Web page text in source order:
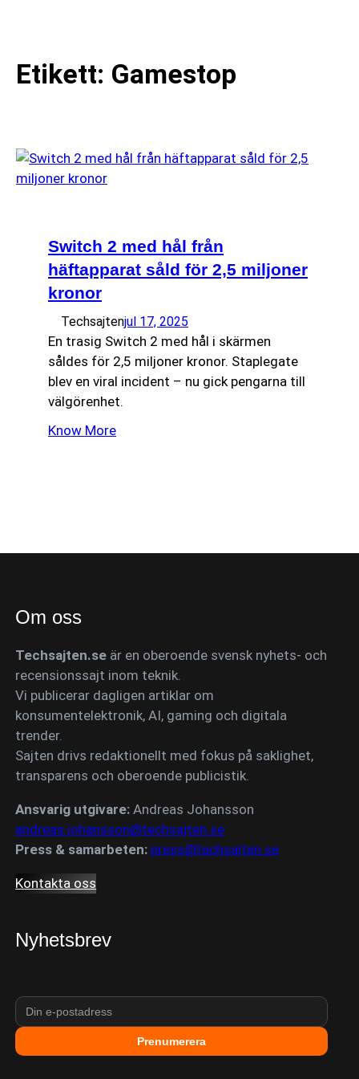
Etikett: Gamestop
Switch 2 med hål från
häftapparat såld för 2,5 miljoner
kronor
Techsajtenjul 17, 2025
En trasig Switch 2 med hål i skärmen
såldes för 2,5 miljoner kronor. Staplegate
blev en viral incident – nu gick pengarna till
välgörenhet.
Know More
Om oss
Techsajten.se är en oberoende svensk nyhets- och
recensionssajt inom teknik.
Vi publicerar dagligen artiklar om
konsumentelektronik, AI, gaming och digitala
trender.
Sajten drivs redaktionellt med fokus på saklighet,
transparens och oberoende publicistik.
Ansvarig utgivare: Andreas Johansson
andreas.johansson@techsajten.se
Press & samarbeten: press@techsajten.se
Kontakta oss
Nyhetsbrev
Prenumerera